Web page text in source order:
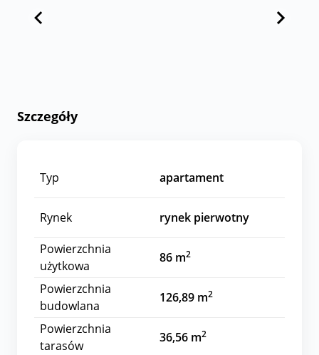
Szczegóły
Typ apartament
Rynek
rynek pierwotny
Powierzchnia
użytkowa
86 m2
Powierzchnia
budowlana
126,89 m2
Powierzchnia
tarasów
36,56 m2